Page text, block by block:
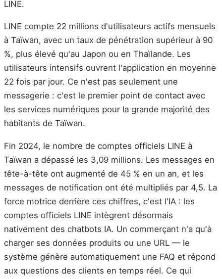
LINE.
LINE compte 22 millions d'utilisateurs actifs mensuels
à Taïwan, avec un taux de pénétration supérieur à 90
%, plus élevé qu'au Japon ou en Thaïlande. Les
utilisateurs intensifs ouvrent l'application en moyenne
22 fois par jour. Ce n'est pas seulement une
messagerie : c'est le premier point de contact avec
les services numériques pour la grande majorité des
habitants de Taïwan.
Fin 2024, le nombre de comptes officiels LINE à
Taïwan a dépassé les 3,09 millions. Les messages en
tête-à-tête ont augmenté de 45 % en un an, et les
messages de notification ont été multipliés par 4,5. La
force motrice derrière ces chiffres, c'est l'IA : les
comptes officiels LINE intègrent désormais
nativement des chatbots IA. Un commerçant n'a qu'à
charger ses données produits ou une URL — le
système génère automatiquement une FAQ et répond
aux questions des clients en temps réel. Ce qui